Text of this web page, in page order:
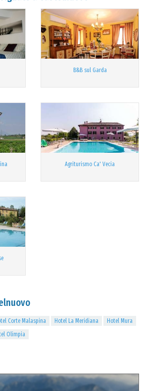
B&B sul Garda
Agriturismo Ca' Vecia
Corte Malaspina Hotel La Meridiana
Hotel Mura
Olimpia